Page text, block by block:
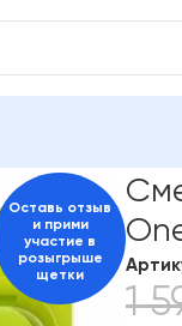
Оставь отзыв
и прими
участие в
розыгрыше
щетки
1